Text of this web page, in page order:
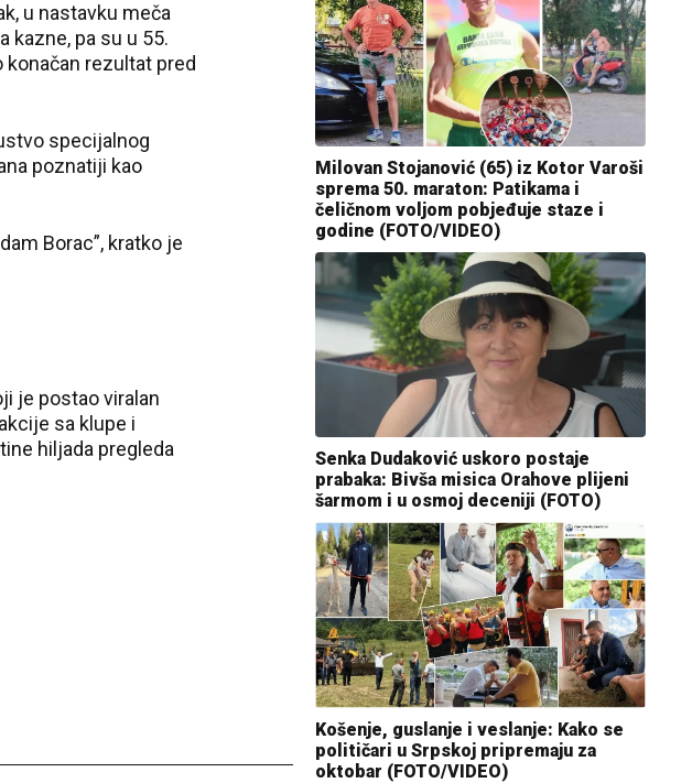
u nastavku meča
kazne, pa su u 55.
rezultat pred
specijalnog
poznatiji kao
Borac”, kratko je
je postao viralan
sa klupe i
hiljada pregleda
Milovan Stojanović (65) iz Kotor Varoši
sprema 50. maraton: Patikama i
čeličnom voljom pobjeđuje staze i
godine (FOTO/VIDEO)
Senka Dudaković uskoro postaje
prabaka: Bivša misica Orahove plijeni
šarmom i u osmoj deceniji (FOTO)
Košenje, guslanje i veslanje: Kako se
političari u Srpskoj pripremaju za
oktobar (FOTO/VIDEO)